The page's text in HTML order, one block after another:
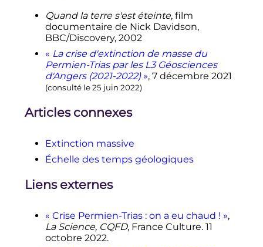
southern high-latitude continental
end-Permian extinction constrained
by multiproxy analysis
Communications,vol. 10,n 1, 23
janvier 2019 ,p. 1–12 (ISSN2041-1723,
DOI10.1038/s41467-018-07934-z,lire en
ligne, consulté le17 juillet 2020
Collapse Dramatically Changed the
G.Chapman,« Assessing the record
extinctions »
lire en ligne).
↑Stephen Jay Gould,
Quand la terre s'est éteinte, film
documentaire de Nick Davidson,
BBC/Discovery, 2002
« La crise d'extinction de masse du
Permien-Trias par les L3 Géosciences
d'Angers (2021-2022)», 7 décembre 2021
(consulté le25 juin 2022)
Articles connexes
Extinction massive
Échelle des temps géologiques
Liens externes
« Crise Permien-Trias : on a eu chaud ! »,
La Science, CQFD, France Culture. 11
octobre 2022.